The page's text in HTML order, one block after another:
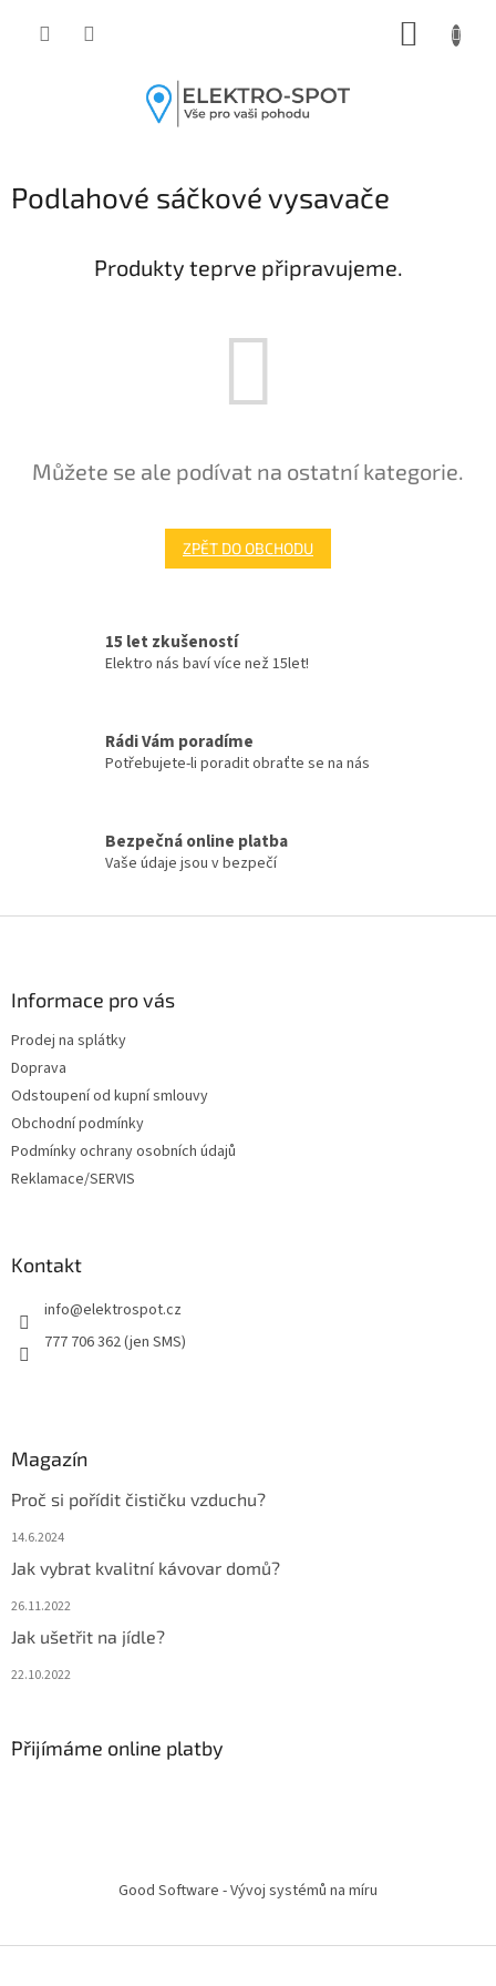
Podlahové sáčkové vysavače
Produkty teprve připravujeme.
Můžete se ale podívat na ostatní kategorie.
ZPĚT DO OBCHODU
15 let zkušeností
Elektro nás baví více než 15let!
Rádi Vám poradíme
Potřebujete-li poradit obraťte se na nás
Bezpečná online platba
Vaše údaje jsou v bezpečí
Informace pro vás
Prodej na splátky
Doprava
Odstoupení od kupní smlouvy
Obchodní podmínky
Podmínky ochrany osobních údajů
Reklamace/SERVIS
Kontakt
info@elektrospot.cz
777 706 362 (jen SMS)
Magazín
Proč si pořídit čističku vzduchu?
14.6.2024
Jak vybrat kvalitní kávovar domů?
26.11.2022
Jak ušetřit na jídle?
22.10.2022
Přijímáme online platby
Good Software - Vývoj systémů na míru